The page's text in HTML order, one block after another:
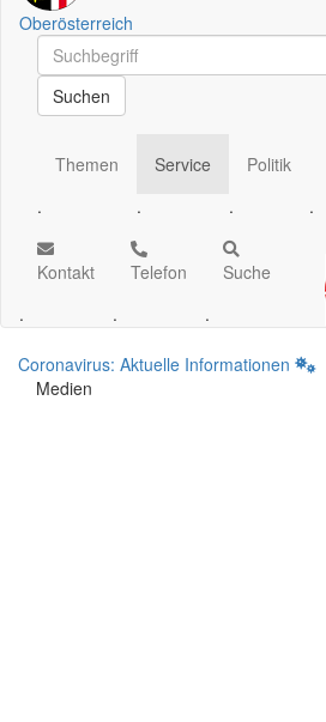
Oberösterreich
Schnellsuche
Schnellsuche
Suchen
Themen
.
Service
.
Politik
.
.
Kontakt
.
Telefon
.
Suche
.
Coronavirus: Aktuelle Informationen
Medien